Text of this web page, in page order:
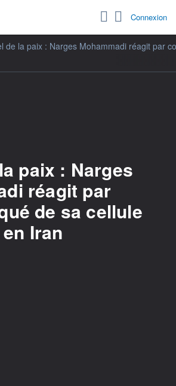
Connexion
de la paix : Narges Mohammadi réagit par
paix : Narges
réagit par
de sa cellule
Iran